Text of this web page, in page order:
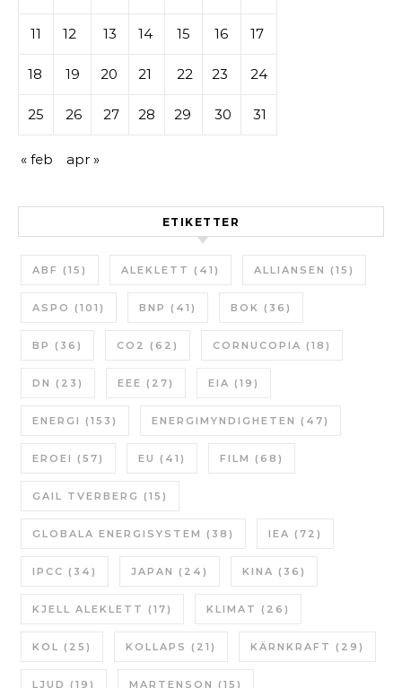
11 12 13 14 15 16 17
18 19 20 21 22 23 24
25 26 27 28 29 30 31
« feb apr »
ETIKETTER
ABF (15) ALEKLETT (41) ALLIANSEN (15)
ASPO (101) BNP (41) BOK (36)
BP (36) CO2 (62) CORNUCOPIA (18)
DN (23) EEE (27) EIA (19)
ENERGI (153) ENERGIMYNDIGHETEN (47)
EROEI (57) EU (41) FILM (68)
GAIL TVERBERG (15)
GLOBALA ENERGISYSTEM (38) IEA (72)
IPCC (34) JAPAN (24) KINA (36)
KJELL ALEKLETT (17) KLIMAT (26)
KOL (25) KOLLAPS (21) KÄRNKRAFT (29)
LJUD (19) MARTENSON (15)